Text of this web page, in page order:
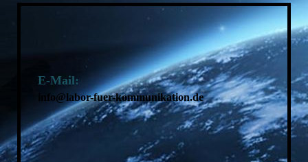
E-Mail:
info@labor-fuer-kommunikation.de